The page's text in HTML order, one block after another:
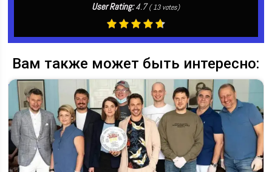
User Rating:4.7 (13votes)
Вам также может быть интересно: